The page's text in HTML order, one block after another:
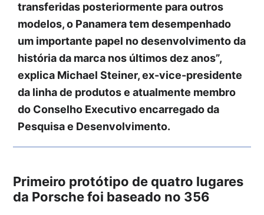
transferidas posteriormente para outros
modelos, o Panamera tem desempenhado
um importante papel no desenvolvimento da
história da marca nos últimos dez anos”,
explica Michael Steiner, ex-vice-presidente
da linha de produtos e atualmente membro
do Conselho Executivo encarregado da
Pesquisa e Desenvolvimento.
Primeiro protótipo de quatro lugares
da Porsche foi baseado no 356